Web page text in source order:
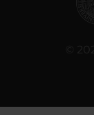
©